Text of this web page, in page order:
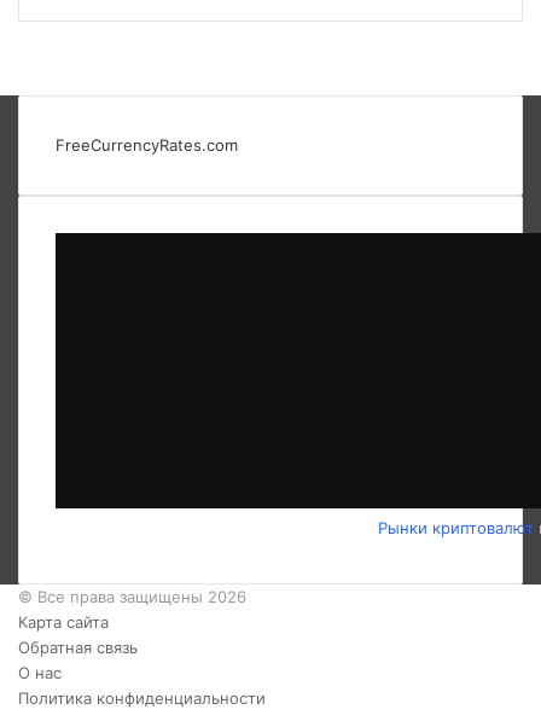
FreeCurrencyRates.com
Рынки криптовалют
© Все права защищены 2026
Карта сайта
Обратная связь
О нас
Политика конфиденциальности